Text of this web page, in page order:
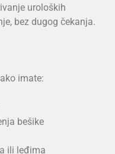
uroloških
bez dugog čekanja.
imate:
bešike
ili leđima